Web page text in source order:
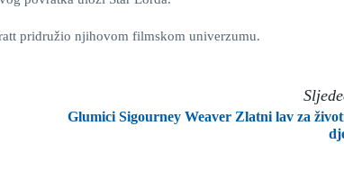
pridružio njihovom filmskom univerzumu.
Glumici Sigourney Weaver Zlatni lav za